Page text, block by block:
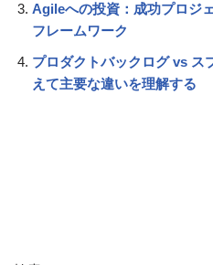
Agileへの投資：成功プロジ
フレームワーク
プロダクトバックログ vs ス
えて主要な違いを理解する